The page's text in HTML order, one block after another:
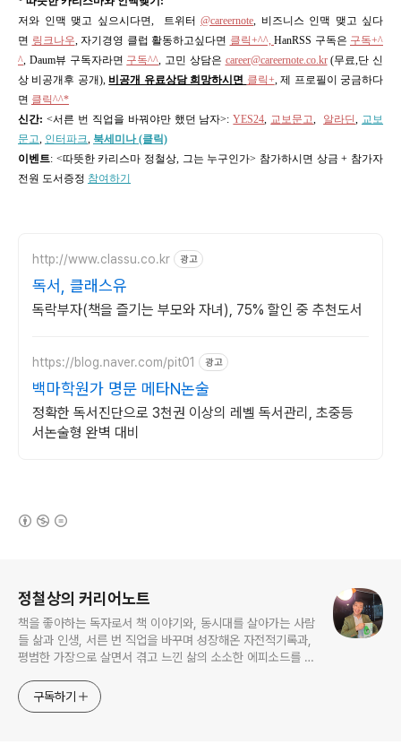
저와 인맥 맺고 싶으시다면, 트위터 @careernote, 비즈니스 인맥 맺고 싶다
면 링크나우, 자기경영 클럽 활동하고싶다면 클릭+^^, HanRSS 구독은 구독+^
^, Daum뷰 구독자라면 구독^^, 고민 상담은 career@careernote.co.kr(무료,단 신
상 비공개후 공개), 비공개 유료상담 희망하시면 클릭+, 제 프로필이 궁금하다
면 클릭^^*
신간: <서른 번 직업을 바꿔야만 했던 남자>:YES24, 교보문고, 알라딘, 교보
문고, 인터파크, 북세미나 (클릭)
이벤트: <따뜻한 카리스마 정철상, 그는 누구인가> 참가하시면 상금 + 참가자
전원 도서증정 참여하기
http://www.classu.co.kr 광고
독서, 클래스유
독락부자(책을 즐기는 부모와 자녀), 75% 할인 중 추천도서
https://blog.naver.com/pit01 광고
백마학원가 명문 메타N논술
정확한 독서진단으로 3천권 이상의 레벨 독서관리, 초중등
서논술형 완벽 대비
정철상의 커리어노트
책을 좋아하는 독자로서 책 이야기와, 동시대를 살아가는 사람
들 삶과 인생, 서른 번 직업을 바꾸며 성장해온 자전적기록과,
평범한 가장으로 살면서 겪고 느낀 삶의 소소한 에피소드를 전
고픈 커리어코치, 유튜브: 정교수의 인생수업
구독하기